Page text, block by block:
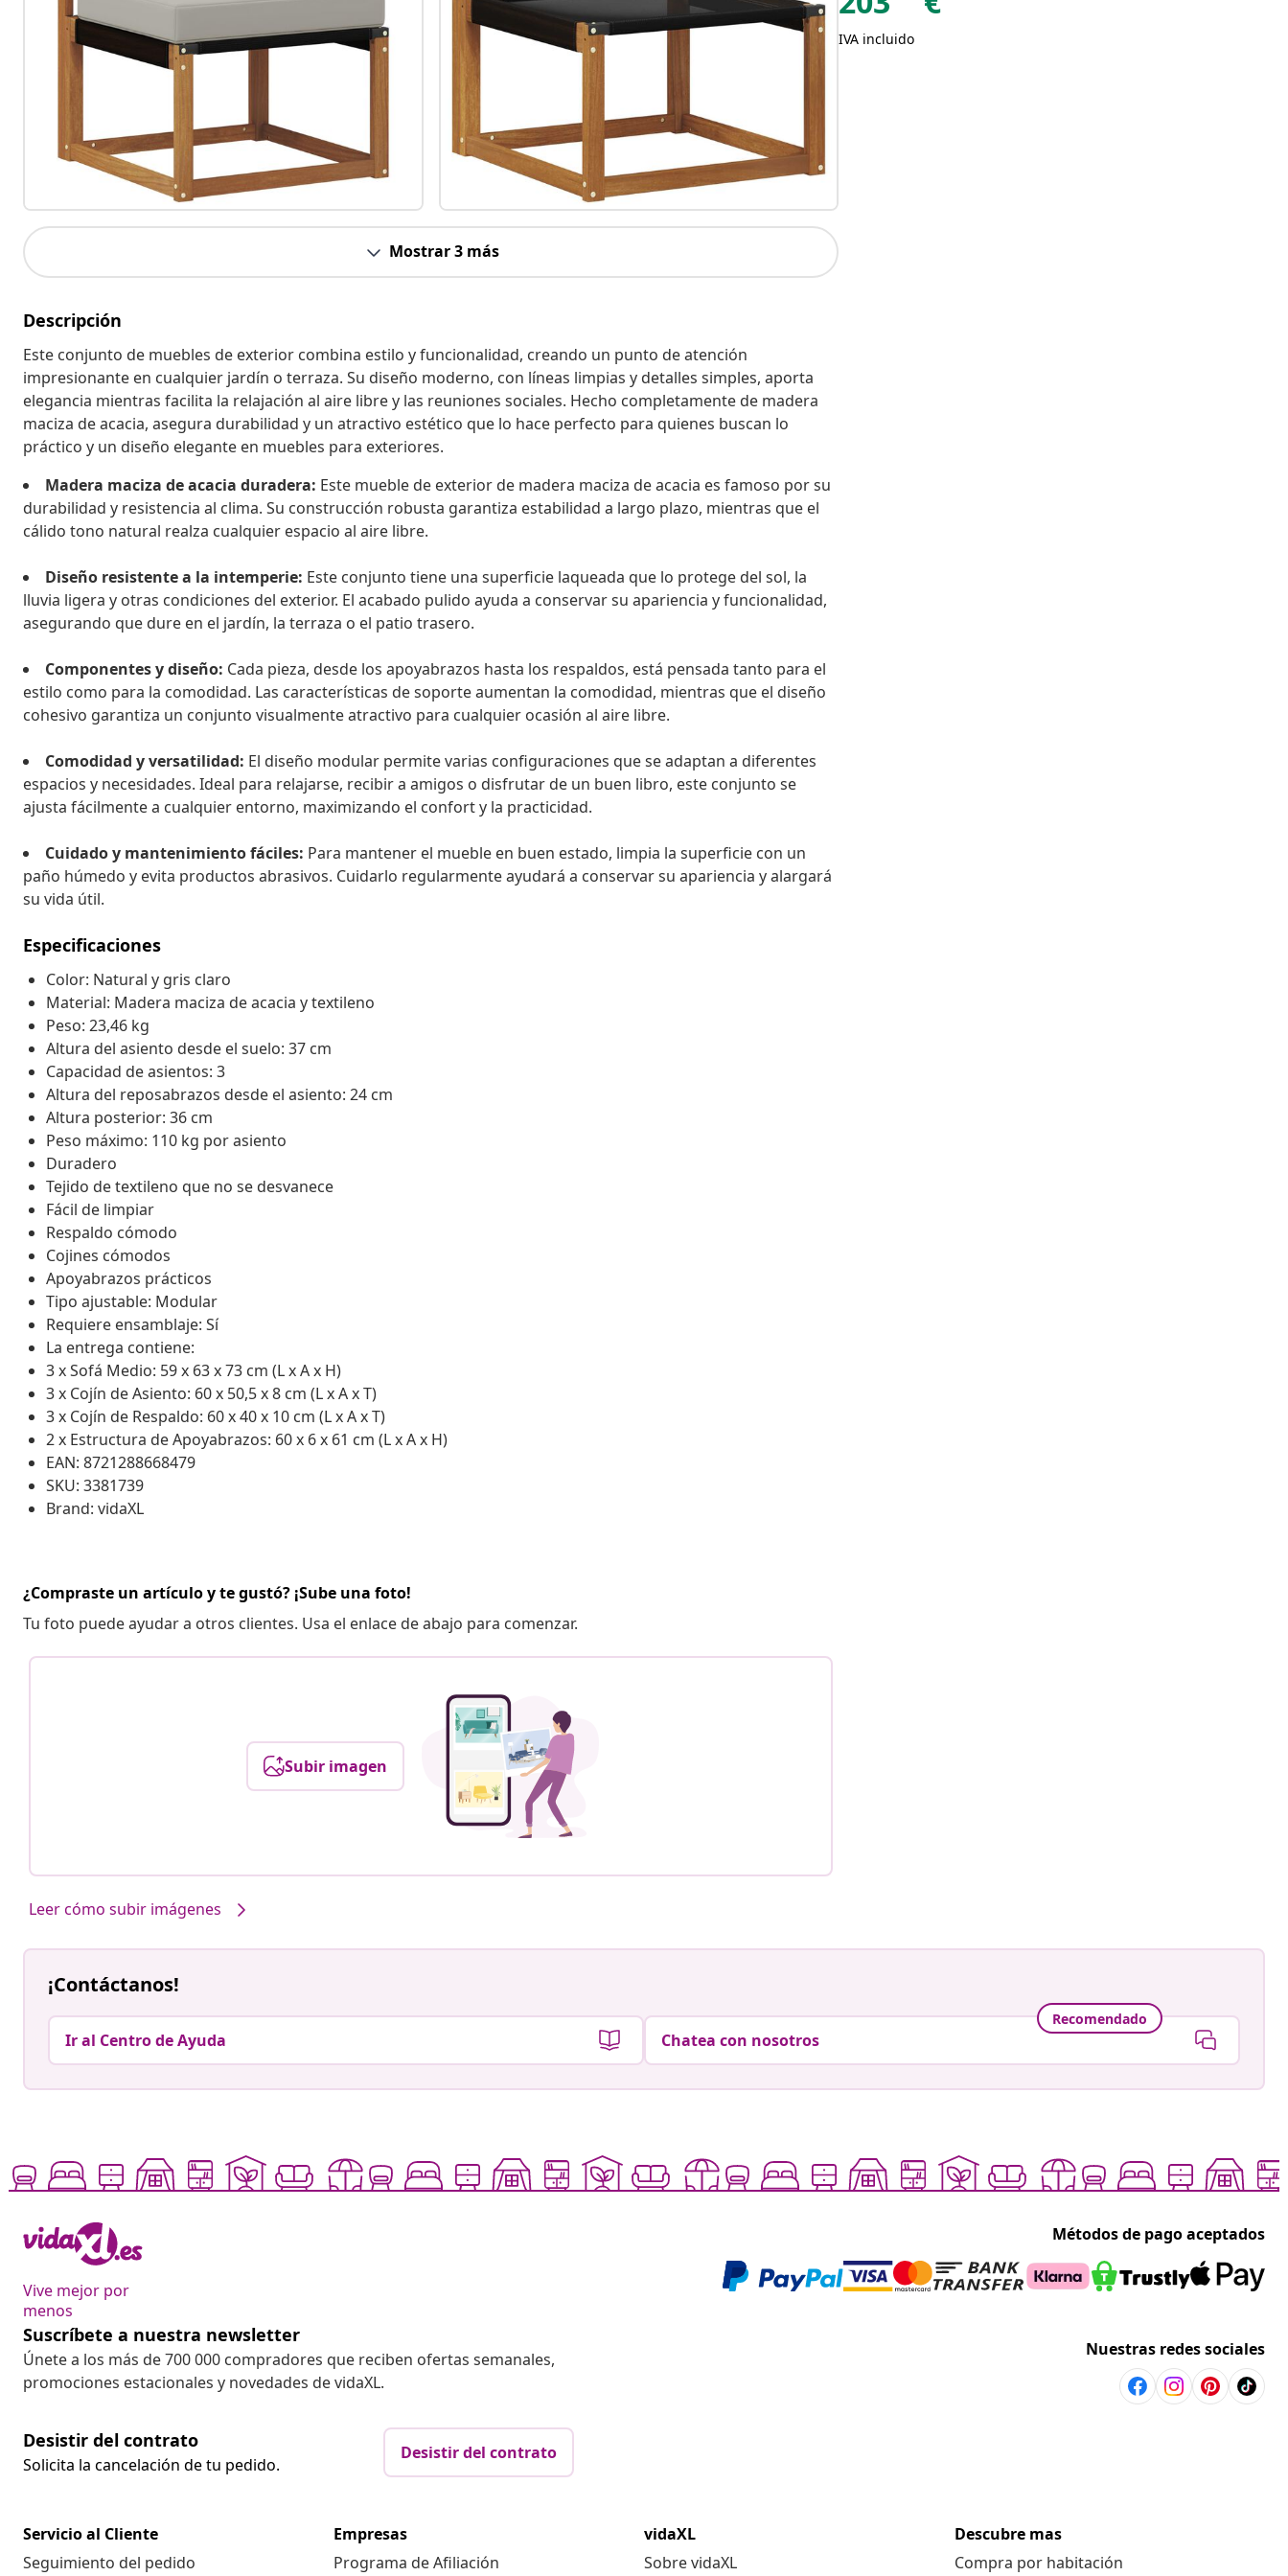
Mostrar 3 más
Descripción
Este conjunto de muebles de exterior combina estilo y funcionalidad, creando un punto de atención
impresionante en cualquier jardín o terraza. Su diseño moderno, con líneas limpias y detalles simples, aporta
elegancia mientras facilita la relajación al aire libre y las reuniones sociales. Hecho completamente de madera
maciza de acacia, asegura durabilidad y un atractivo estético que lo hace perfecto para quienes buscan lo
práctico y un diseño elegante en muebles para exteriores.
Madera maciza de acacia duradera: Este mueble de exterior de madera maciza de acacia es famoso por su
durabilidad y resistencia al clima. Su construcción robusta garantiza estabilidad a largo plazo, mientras que el
cálido tono natural realza cualquier espacio al aire libre.
Diseño resistente a la intemperie: Este conjunto tiene una superficie laqueada que lo protege del sol, la
lluvia ligera y otras condiciones del exterior. El acabado pulido ayuda a conservar su apariencia y funcionalidad,
asegurando que dure en el jardín, la terraza o el patio trasero.
Componentes y diseño: Cada pieza, desde los apoyabrazos hasta los respaldos, está pensada tanto para el
estilo como para la comodidad. Las características de soporte aumentan la comodidad, mientras que el diseño
cohesivo garantiza un conjunto visualmente atractivo para cualquier ocasión al aire libre.
Comodidad y versatilidad: El diseño modular permite varias configuraciones que se adaptan a diferentes
espacios y necesidades. Ideal para relajarse, recibir a amigos o disfrutar de un buen libro, este conjunto se
ajusta fácilmente a cualquier entorno, maximizando el confort y la practicidad.
Cuidado y mantenimiento fáciles: Para mantener el mueble en buen estado, limpia la superficie con un
paño húmedo y evita productos abrasivos. Cuidarlo regularmente ayudará a conservar su apariencia y alargará
su vida útil.
Especificaciones
Color: Natural y gris claro
Material: Madera maciza de acacia y textileno
Peso: 23,46 kg
Altura del asiento desde el suelo: 37 cm
Capacidad de asientos: 3
Altura del reposabrazos desde el asiento: 24 cm
Altura posterior: 36 cm
Peso máximo: 110 kg por asiento
Duradero
Tejido de textileno que no se desvanece
Fácil de limpiar
Respaldo cómodo
Cojines cómodos
Apoyabrazos prácticos
Tipo ajustable: Modular
Requiere ensamblaje: Sí
La entrega contiene:
3 x Sofá Medio: 59 x 63 x 73 cm (L x A x H)
3 x Cojín de Asiento: 60 x 50,5 x 8 cm (L x A x T)
3 x Cojín de Respaldo: 60 x 40 x 10 cm (L x A x T)
2 x Estructura de Apoyabrazos: 60 x 6 x 61 cm (L x A x H)
EAN: 8721288668479
SKU: 3381739
Brand: vidaXL
¿Compraste un artículo y te gustó? ¡Sube una foto!
Tu foto puede ayudar a otros clientes. Usa el enlace de abajo para comenzar.
Subir imagen
Leer cómo subir imágenes
IVA incluido
¡Contáctanos!
Ir al Centro de Ayuda
Recomendado
Chatea con nosotros
Vive mejor por
menos
Métodos de pago aceptados
Suscríbete a nuestra newsletter
Únete a los más de 700 000 compradores que reciben ofertas semanales,
promociones estacionales y novedades de vidaXL.
Nuestras redes sociales
Desistir del contrato
Solicita la cancelación de tu pedido.
Desistir del contrato
Servicio al Cliente
Seguimiento del pedido
Empresas
Programa de Afiliación
vidaXL
Sobre vidaXL
Descubre mas
Compra por habitación